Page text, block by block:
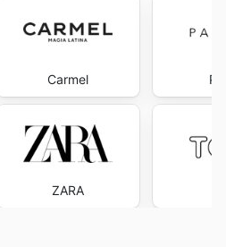
Carmel
ZARA